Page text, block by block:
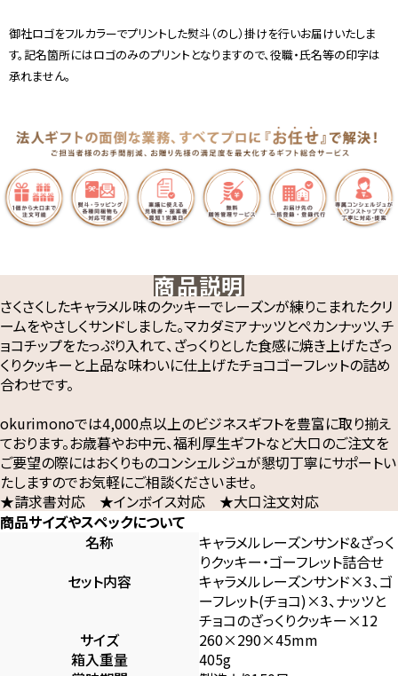
御社ロゴをフルカラーでプリントした熨斗（のし）掛けを行いお届けいたしま
す。記名箇所にはロゴのみのプリントとなりますので、役職・氏名等の印字は
承れません。
商品説明
さくさくしたキャラメル味のクッキーでレーズンが練りこまれたクリ
ームをやさしくサンドしました。マカダミアナッツとぺカンナッツ、チ
ョコチップをたっぷり入れて、ざっくりとした食感に焼き上げたざっ
くりクッキーと上品な味わいに仕上げたチョコゴーフレットの詰め
合わせです。
okurimonoでは4,000点以上のビジネスギフトを豊富に取り揃え
ております。お歳暮やお中元、福利厚生ギフトなど大口のご注文を
ご要望の際にはおくりものコンシェルジュが懇切丁寧にサポートい
たしますのでお気軽にご相談くださいませ。
★請求書対応 ★インボイス対応 ★大口注文対応
商品サイズやスペックについて
名称
キャラメルレーズンサンド&ざっく
りクッキー・ゴーフレット詰合せ
セット内容
キャラメルレーズンサンド×3、ゴ
ーフレット(チョコ)×3、ナッツと
チョコのざっくりクッキー×12
サイズ
260×290×45mm
箱入重量
405g